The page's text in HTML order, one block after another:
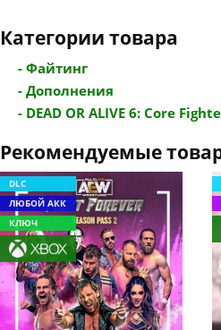
Категории товара
- Файтинг
- Дополнения
- DEAD OR ALIVE 6: Core
Рекомендуемые
DLC
ЛЮБОЙ АКК
КЛЮЧ